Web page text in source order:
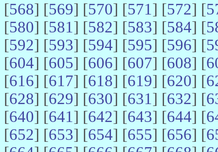
[568] [569] [570] [571] [572] [
[580] [581] [582] [583] [584] [
[592] [593] [594] [595] [596] [
[604] [605] [606] [607] [608] [
[616] [617] [618] [619] [620] [
[628] [629] [630] [631] [632] [
[640] [641] [642] [643] [644] [
[652] [653] [654] [655] [656] [